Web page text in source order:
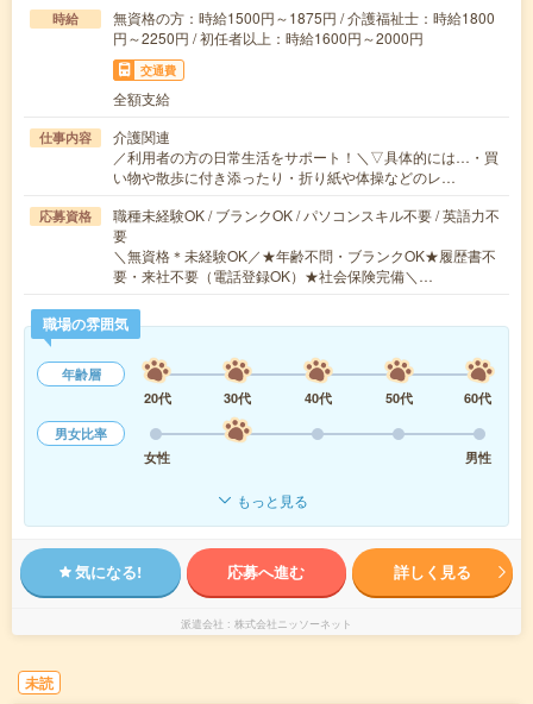
時給
無資格の方：時給1500円～1875円 / 介護福祉士：時給1800
円～2250円 / 初任者以上：時給1600円～2000円
交通費
全額支給
仕事内容
介護関連
／利用者の方の日常生活をサポート！＼▽具体的には…・買
い物や散歩に付き添ったり・折り紙や体操などのレ…
応募資格
職種未経験OK / ブランクOK / パソコンスキル不要 / 英語力不
要
＼無資格＊未経験OK／★年齢不問・ブランクOK★履歴書不
要・来社不要（電話登録OK）★社会保険完備＼…
職場の雰囲気
年齢層
20代
30代 40代 50代
60代
男女比率
女性
男性
もっと見る
気になる! 応募へ進む 詳しく見る
派遣会社 株式会社ニッソーネット
未読